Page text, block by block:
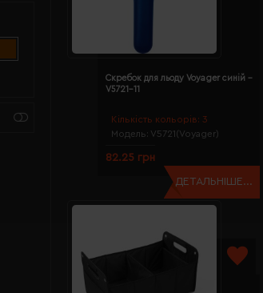
Кількість кольорів: 3
Модель: V5721(Voyager)
Скребок для льоду Voyager синій -
V5721-11
82.25 грн
ДЕТАЛЬНІШЕ...